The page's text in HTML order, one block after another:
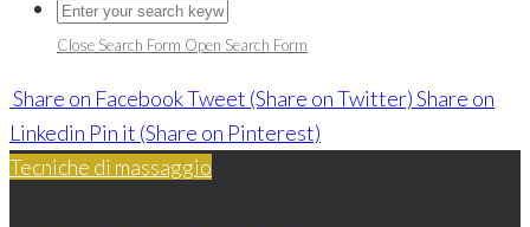
Close Search Form Open Search Form
Share on FacebookTweet (Share on Twitter)Share on
Linkedin Pin it (Share on Pinterest)
Tecniche di massaggio